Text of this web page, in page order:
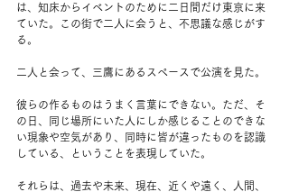
は、知床からイベントのために二日間だけ東京に来
ていた。この街で二人に会うと、不思議な感じがす
る。
二人と会って、三鷹にあるスペースで公演を見た。
彼らの作るものはうまく言葉にできない。ただ、そ
の日、同じ場所にいた人にしか感じることのできな
い現象や空気があり、同時に皆が違ったものを認識
している、ということを表現していた。
それらは、過去や未来、現在、近くや遠く、人間、